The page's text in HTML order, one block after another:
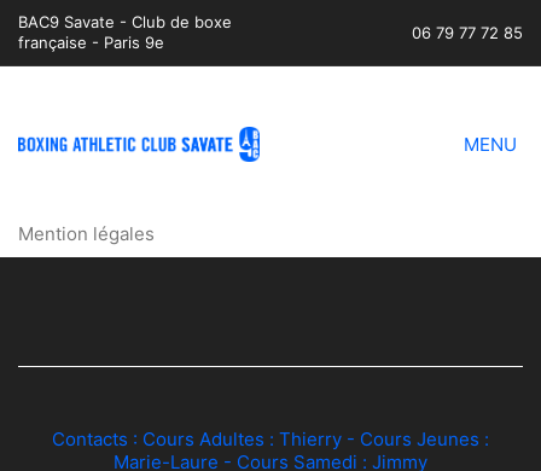
BAC9 Savate - Club de boxe
française - Paris 9e
06 79 77 72 85
MENU
Mention légales
Contacts : Cours Adultes : Thierry - Cours Jeunes :
Marie-Laure - Cours Samedi : Jimmy